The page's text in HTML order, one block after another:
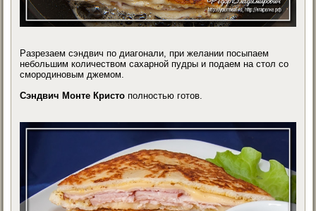
Разрезаем сэндвич по диагонали, при желании посыпаем
небольшим количеством сахарной пудры и подаем на стол со
смородиновым джемом.
Сэндвич Монте Кристо полностью готов.